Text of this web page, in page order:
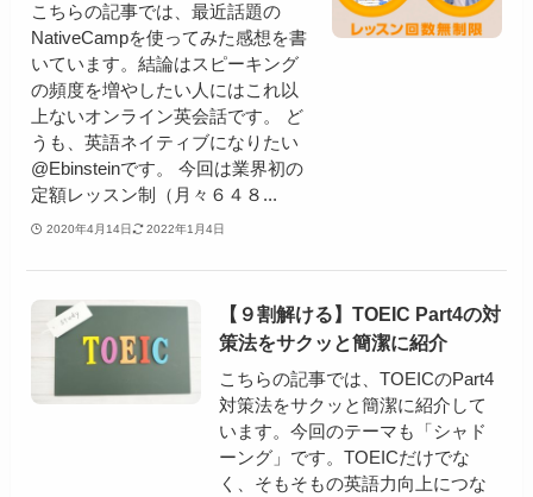
こちらの記事では、最近話題の
NativeCampを使ってみた感想を書
いています。結論はスピーキング
の頻度を増やしたい人にはこれ以
上ないオンライン英会話です。 ど
うも、英語ネイティブになりたい
@Ebinsteinです。 今回は業界初の
定額レッスン制（月々６４８...
2020年4月14日 2022年1月4日
【９割解ける】TOEIC Part4の対
策法をサクッと簡潔に紹介
こちらの記事では、TOEICのPart4
対策法をサクッと簡潔に紹介して
います。今回のテーマも「シャド
ーング」です。TOEICだけでな
く、そもそもの英語力向上につな